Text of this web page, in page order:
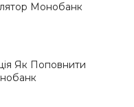
Монобанк
Як Поповнити